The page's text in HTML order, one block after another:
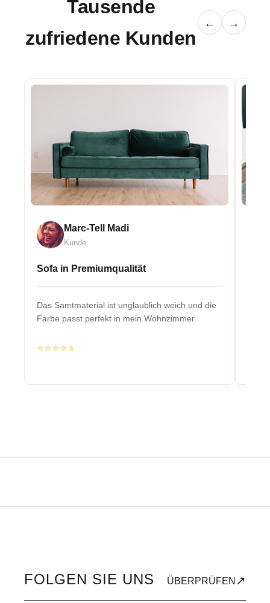
Tausende
zufriedene Kunden
← →
Marc-Tell Madi
Kunde
Sofa in Premiumqualität
Das Samtmaterial ist unglaublich weich und die
Farbe passt perfekt in mein Wohnzimmer.
⭐⭐⭐⭐⭐
FOLGEN SIE UNS ÜBERPRÜFEN ↗